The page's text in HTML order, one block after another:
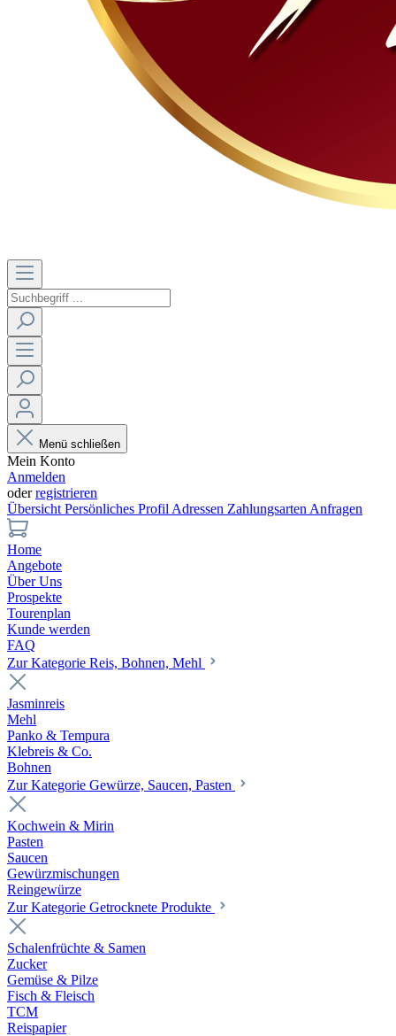
Menü schließen
Mein Konto
Anmelden
oderregistrieren
Übersicht Persönliches Profil Adressen Zahlungsarten Anfragen
Home
Angebote
Über Uns
Prospekte
Tourenplan
Kunde werden
FAQ
Zur Kategorie Reis, Bohnen, Mehl
Jasminreis
Mehl
Panko & Tempura
Klebreis & Co.
Bohnen
Zur Kategorie Gewürze, Saucen, Pasten
Kochwein & Mirin
Pasten
Saucen
Gewürzmischungen
Reingewürze
Zur Kategorie Getrocknete Produkte
Schalenfrüchte & Samen
Zucker
Gemüse & Pilze
Fisch & Fleisch
TCM
Reispapier